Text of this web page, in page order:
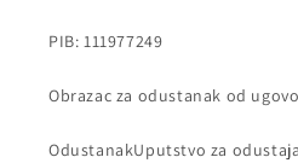
PIB: 111977249
Obrazac za odustanak od
OdustanakUputstvo za